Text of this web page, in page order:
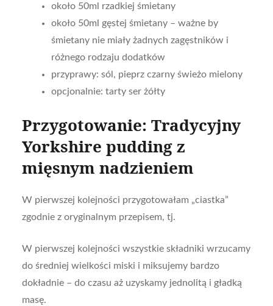
około 50ml rzadkiej śmietany
około 50ml gęstej śmietany – ważne by
śmietany nie miały żadnych zagęstników i
różnego rodzaju dodatków
przyprawy: sól, pieprz czarny świeżo mielony
opcjonalnie: tarty ser żółty
Przygotowanie: Tradycyjny
Yorkshire pudding z
mięsnym nadzieniem
W pierwszej kolejności przygotowałam „ciastka”
zgodnie z oryginalnym przepisem, tj.
W pierwszej kolejności wszystkie składniki wrzucamy
do średniej wielkości miski i miksujemy bardzo
dokładnie – do czasu aż uzyskamy jednolitą i gładką
masę.